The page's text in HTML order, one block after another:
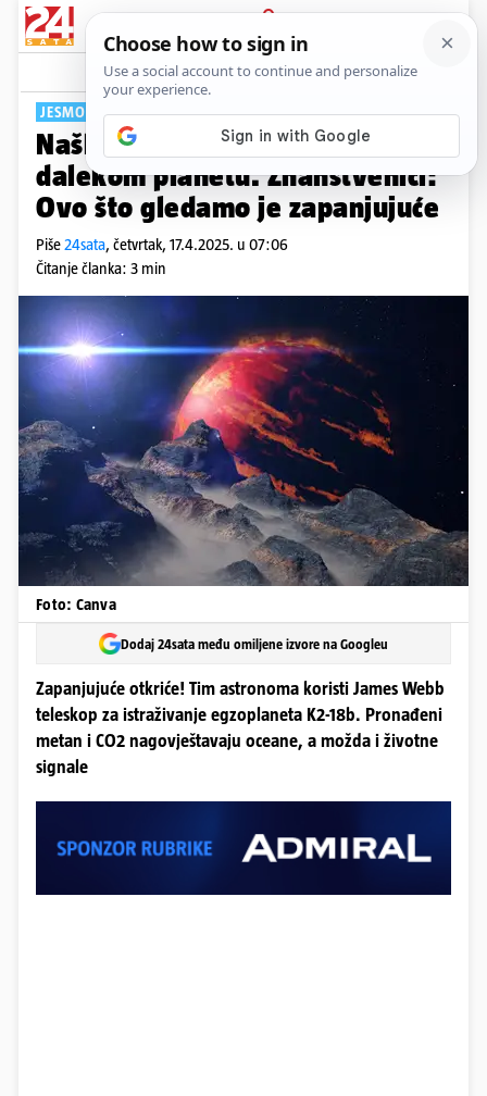
PRIJAVA
Tech Komentari
JESMO LI SAMI U SVEMIRU?
Našli moguće znakove života na
dalekom planetu. Znanstvenici:
Ovo što gledamo je zapanjujuće
Piše24sata, četvrtak, 17.4.2025. u 07:06
Čitanje članka: 3 min
Foto: Canva
Dodaj 24sata među omiljene izvore na Googleu
Zapanjujuće otkriće! Tim astronoma koristi James Webb
teleskop za istraživanje egzoplaneta K2-18b. Pronađeni
metan i CO2 nagovještavaju oceane, a možda i životne
signale